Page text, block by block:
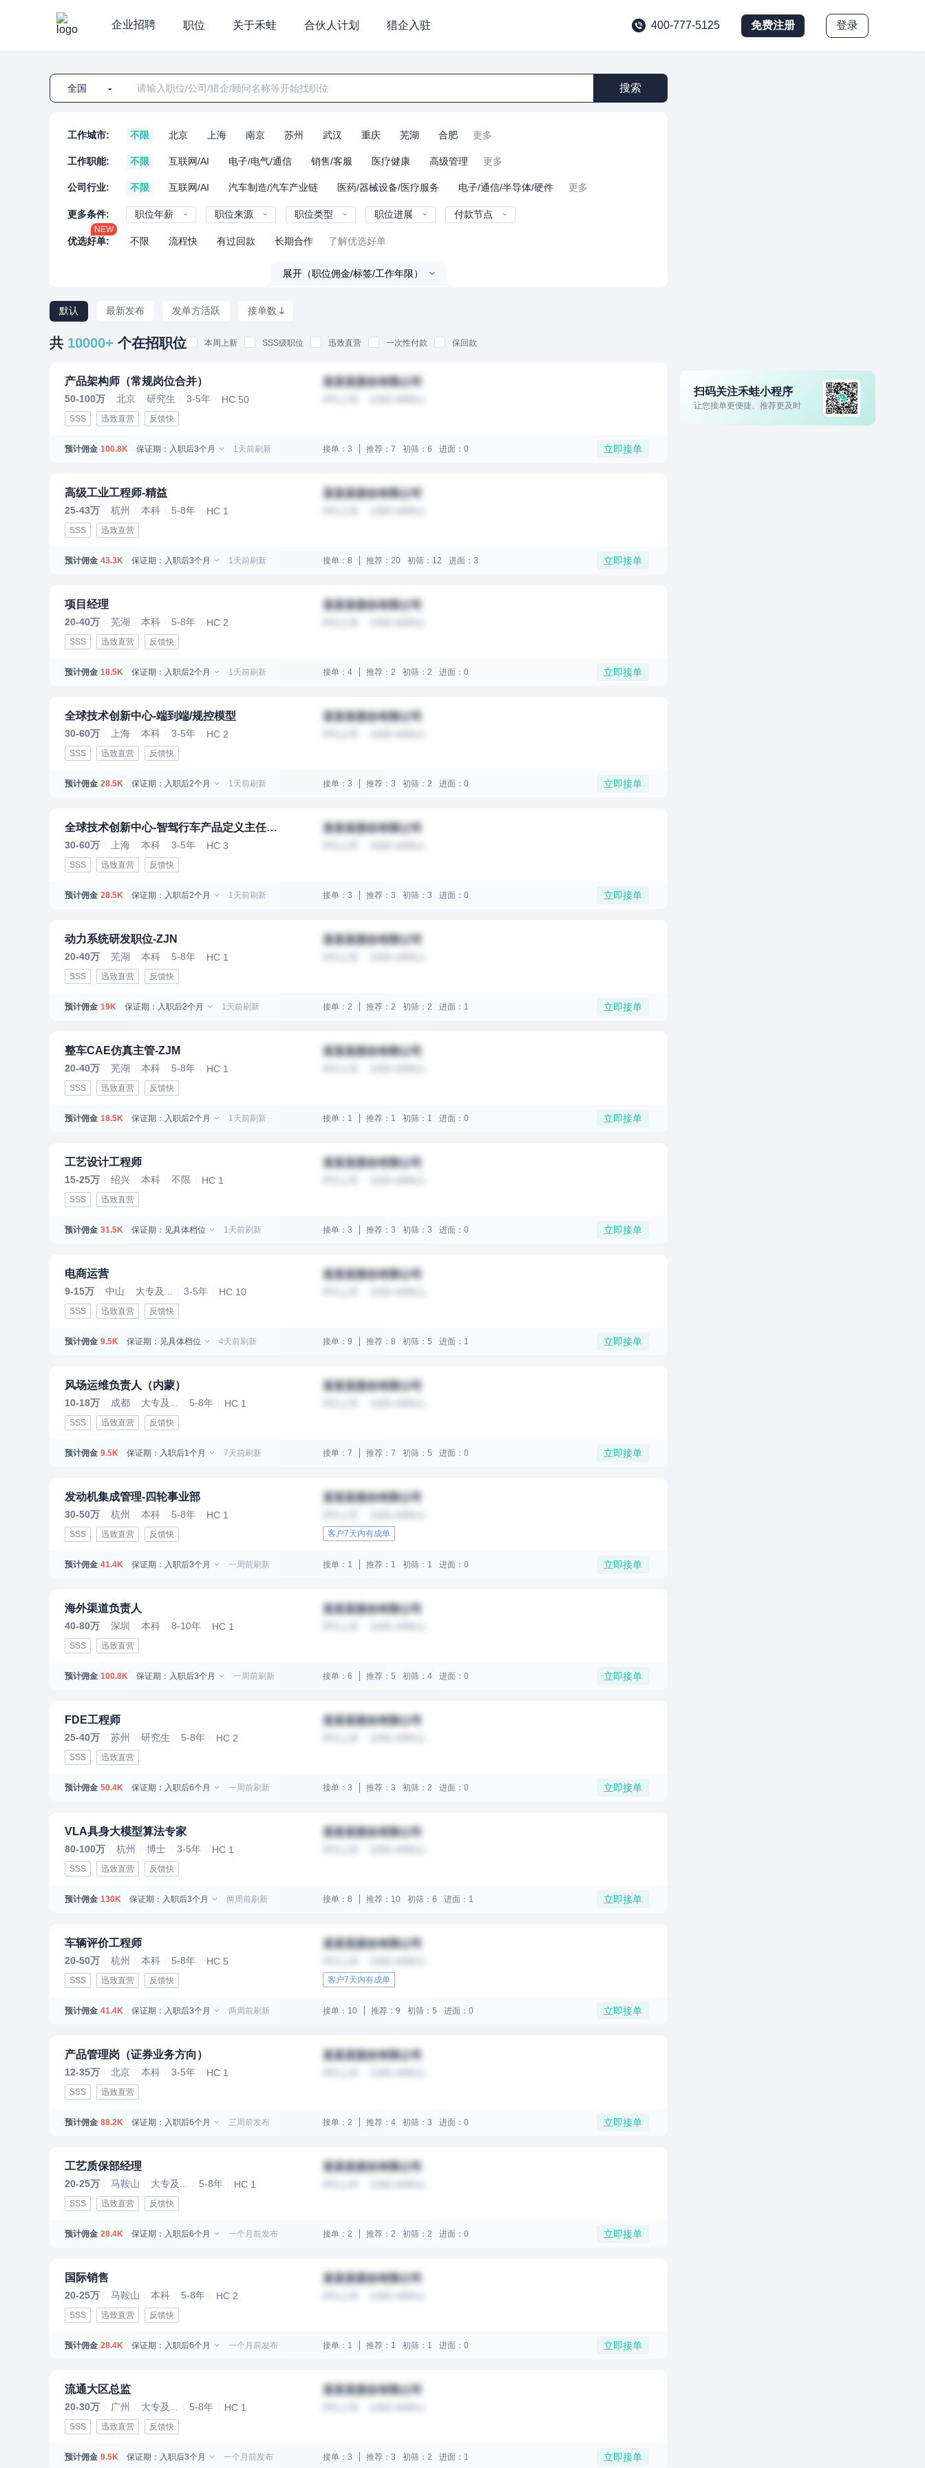
企业招聘 职位 关于禾蛙 合伙人计划 猎企入驻 400-777-5125 免费注册 登录
全国 搜索
工作城市: 不限 北京 上海 南京 苏州 武汉 重庆 芜湖 合肥 更多
工作职能: 不限 互联网/AI 电子/电气/通信 销售/客服 医疗健康 高级管理 更多
公司行业: 不限 互联网/AI 汽车制造/汽车产业链 医药/器械设备/医疗服务 电子/通信/半导体/硬件 更多
更多条件: 职位年薪 职位来源 职位类型 职位进展 付款节点
优选好单:
NEW
不限 流程快 有过回款 长期合作 了解优选好单
展开（职位佣金/标签/工作年限）
默认 最新发布 发单方活跃 接单数
共 10000+ 个在招职位 本周上新 SSS级职位 迅致直营 一次性付款 保回款
产品架构师（常规岗位合并）
50-100万 北京 研究生 3-5年 HC 50
SSS 迅致直营 反馈快
某某某股份有限公司
预计佣金 100.8K 保证期：入职后3个月 1天前刷新 接单：3 推荐：7 初筛：6 进面：0 立即接单
高级工业工程师-精益
25-43万 杭州 本科 5-8年 HC 1
SSS 迅致直营
某某某股份有限公司
预计佣金 43.3K 保证期：入职后3个月 1天前刷新 接单：8 推荐：20 初筛：12 进面：3 立即接单
项目经理
20-40万 芜湖 本科 5-8年 HC 2
SSS 迅致直营 反馈快
某某某股份有限公司
预计佣金 18.5K 保证期：入职后2个月 1天前刷新 接单：4 推荐：2 初筛：2 进面：0 立即接单
全球技术创新中心-端到端/规控模型
30-60万 上海 本科 3-5年 HC 2
SSS 迅致直营 反馈快
某某某股份有限公司
预计佣金 28.5K 保证期：入职后2个月 1天前刷新 接单：3 推荐：3 初筛：2 进面：0 立即接单
全球技术创新中心-智驾行车产品定义主任工程师
30-60万 上海 本科 3-5年 HC 3
SSS 迅致直营 反馈快
某某某股份有限公司
预计佣金 28.5K 保证期：入职后2个月 1天前刷新 接单：3 推荐：3 初筛：3 进面：0 立即接单
动力系统研发职位-ZJN
20-40万 芜湖 本科 5-8年 HC 1
SSS 迅致直营 反馈快
某某某股份有限公司
预计佣金 19K 保证期：入职后2个月 1天前刷新 接单：2 推荐：2 初筛：2 进面：1 立即接单
整车CAE仿真主管-ZJM
20-40万 芜湖 本科 5-8年 HC 1
SSS 迅致直营 反馈快
某某某股份有限公司
预计佣金 18.5K 保证期：入职后2个月 1天前刷新 接单：1 推荐：1 初筛：1 进面：0 立即接单
工艺设计工程师
15-25万 绍兴 本科 不限 HC 1
SSS 迅致直营
某某某股份有限公司
预计佣金 31.5K 保证期：见具体档位 1天前刷新 接单：3 推荐：3 初筛：3 进面：0 立即接单
电商运营
9-15万 中山 大专及... 3-5年 HC 10
SSS 迅致直营 反馈快
某某某股份有限公司
预计佣金 9.5K 保证期：见具体档位 4天前刷新 接单：9 推荐：8 初筛：5 进面：1 立即接单
风场运维负责人（内蒙）
10-18万 成都 大专及... 5-8年 HC 1
SSS 迅致直营 反馈快
某某某股份有限公司
预计佣金 9.5K 保证期：入职后1个月 7天前刷新 接单：7 推荐：7 初筛：5 进面：0 立即接单
发动机集成管理-四轮事业部
30-50万 杭州 本科 5-8年 HC 1
SSS 迅致直营 反馈快
某某某股份有限公司
客户7天内有成单
预计佣金 41.4K 保证期：入职后3个月 一周前刷新 接单：1 推荐：1 初筛：1 进面：0 立即接单
海外渠道负责人
40-80万 深圳 本科 8-10年 HC 1
SSS 迅致直营
某某某股份有限公司
预计佣金 100.8K 保证期：入职后3个月 一周前刷新 接单：6 推荐：5 初筛：4 进面：0 立即接单
FDE工程师
25-40万 苏州 研究生 5-8年 HC 2
SSS 迅致直营
某某某股份有限公司
预计佣金 50.4K 保证期：入职后6个月 一周前刷新 接单：3 推荐：3 初筛：2 进面：0 立即接单
VLA具身大模型算法专家
80-100万 杭州 博士 3-5年 HC 1
SSS 迅致直营 反馈快
某某某股份有限公司
预计佣金 130K 保证期：入职后3个月 两周前刷新 接单：8 推荐：10 初筛：6 进面：1 立即接单
车辆评价工程师
20-50万 杭州 本科 5-8年 HC 5
SSS 迅致直营 反馈快
某某某股份有限公司
客户7天内有成单
预计佣金 41.4K 保证期：入职后3个月 两周前刷新 接单：10 推荐：9 初筛：5 进面：0 立即接单
产品管理岗（证券业务方向）
12-35万 北京 本科 3-5年 HC 1
SSS 迅致直营
某某某股份有限公司
预计佣金 88.2K 保证期：入职后6个月 三周前发布 接单：2 推荐：4 初筛：3 进面：0 立即接单
工艺质保部经理
20-25万 马鞍山 大专及... 5-8年 HC 1
SSS 迅致直营 反馈快
某某某股份有限公司
预计佣金 28.4K 保证期：入职后6个月 一个月前发布 接单：2 推荐：2 初筛：2 进面：0 立即接单
国际销售
20-25万 马鞍山 本科 5-8年 HC 2
SSS 迅致直营 反馈快
某某某股份有限公司
预计佣金 28.4K 保证期：入职后6个月 一个月前发布 接单：1 推荐：1 初筛：1 进面：0 立即接单
流通大区总监
20-30万 广州 大专及... 5-8年 HC 1
SSS 迅致直营 反馈快
某某某股份有限公司
预计佣金 9.5K 保证期：入职后3个月 一个月前发布 接单：3 推荐：3 初筛：2 进面：1 立即接单
扫码关注禾蛙小程序
让您接单更便捷、推荐更及时